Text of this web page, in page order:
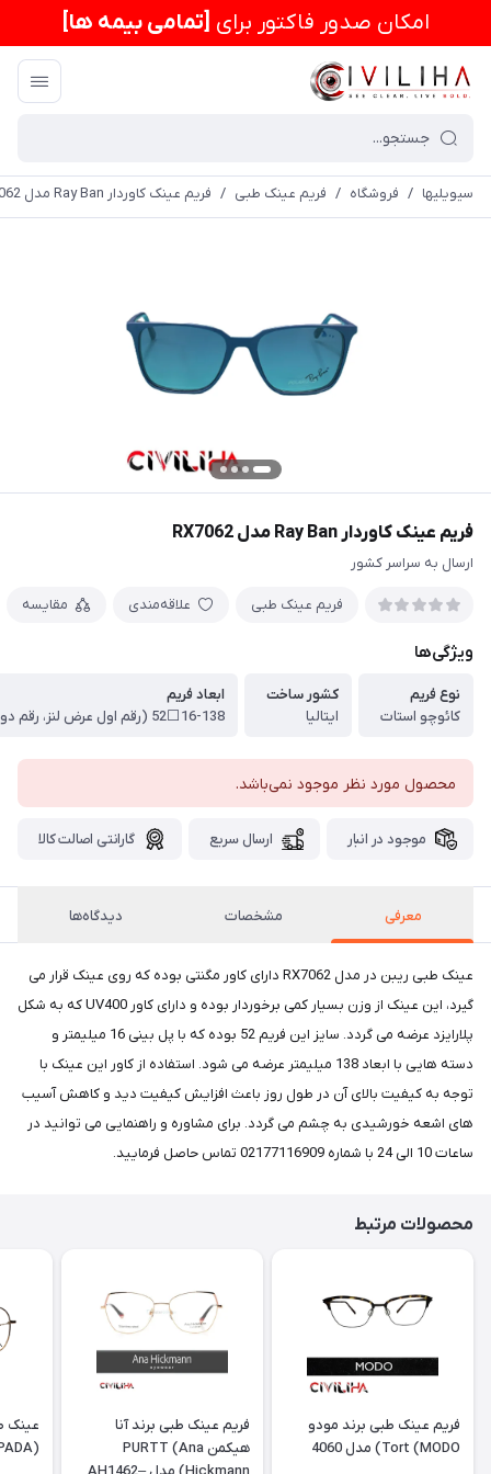
امكان صدور فاکتور برای [تمامی بیمه ها]
سیویلیها / فروشگاه / فریم عینک طبی / فریم عینک کاوردار Ray Ban مدل RX7062
فریم عینک کاوردار Ray Ban مدل RX7062
ارسال به سراسر کشور
فریم عینک طبی علاقه‌مندی مقایسه
ویژگی‌ها
نوع فریم
کائوچو استات
کشور ساخت
ایتالیا
ابعاد فریم
محصول مورد نظر موجود نمی‌باشد.
موجود در انبار ارسال سریع گارانتی اصالت کالا
معرفی مشخصات دیدگاه‌ها
عینک طبی ریبن در مدل RX7062 دارای کاور مگنتی بوده که روی عینک قرار می
گیرد، این عینک از وزن بسیار کمی برخوردار بوده و دارای کاور UV400 که به شکل
پلارایزد عرضه می گردد. سایز این فریم 52 بوده که با پل بینی 16 میلیمتر و
دسته هایی با ابعاد 138 میلیمتر عرضه می شود. استفاده از کاور این عینک با
توجه به کیفیت بالای آن در طول روز باعث افزایش کیفیت دید و کاهش آسیب
های اشعه خورشیدی به چشم می گردد. برای مشاوره و راهنمایی می توانید در
ساعات 10 الی 24 با شماره 02177116909 تماس حاصل فرمایید.
محصولات مرتبط
فریم عینک طبی برند مودو
Tort (MODO) مدل 4060
فریم عینک طبی برند آنا
هیکمن PURTT (Ana
عینک
(DESPADA) مدل DSC 5077